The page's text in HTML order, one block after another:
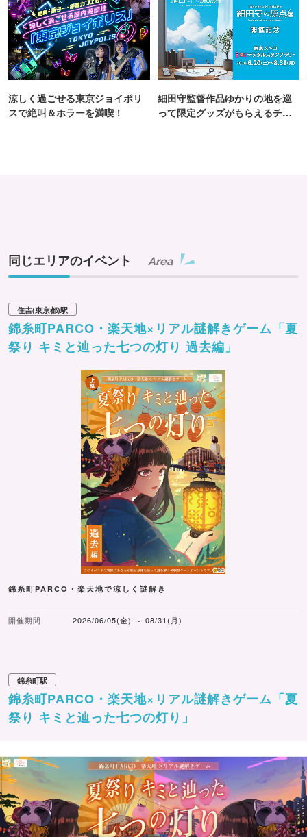
涼しく過ごせる東京ジョイポリ
スで絶叫＆ホラーを満喫！
細田守監督作品ゆかりの地を巡
って限定グッズがもらえるチャ
同じエリアのイベント Area
住吉(東京都)駅
錦糸町PARCO・楽天地×リアル謎解きゲーム「夏
祭り キミと辿った七つの灯り 過去編」
錦糸町PARCO・楽天地で涼しく謎解き
開催期間 2026/06/05(金) ～ 08/31(月)
錦糸町駅
錦糸町PARCO・楽天地×リアル謎解きゲーム「夏
祭り キミと辿った七つの灯り」